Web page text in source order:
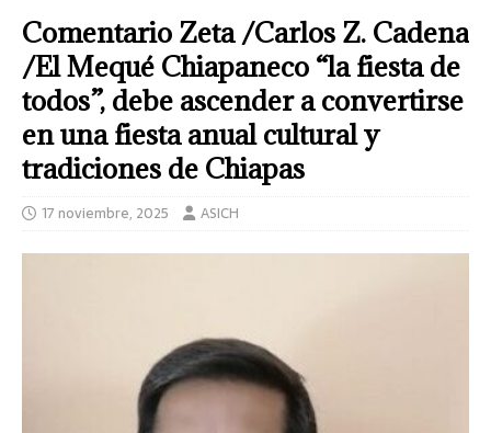
Comentario Zeta /Carlos Z. Cadena
/El Mequé Chiapaneco “la fiesta de
todos”, debe ascender a convertirse
en una fiesta anual cultural y
tradiciones de Chiapas
17 noviembre, 2025 ASICH